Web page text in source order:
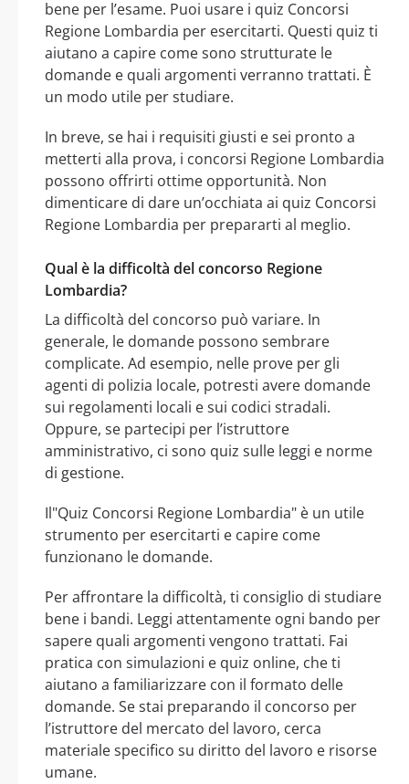
bene per l’esame. Puoi usare i quiz Concorsi
Regione Lombardia per esercitarti. Questi quiz ti
aiutano a capire come sono strutturate le
domande e quali argomenti verranno trattati. È
un modo utile per studiare.
In breve, se hai i requisiti giusti e sei pronto a
metterti alla prova, i concorsi Regione Lombardia
possono offrirti ottime opportunità. Non
dimenticare di dare un’occhiata ai quiz Concorsi
Regione Lombardia per prepararti al meglio.
Qual è la difficoltà del concorso Regione
Lombardia?
La difficoltà del concorso può variare. In
generale, le domande possono sembrare
complicate. Ad esempio, nelle prove per gli
agenti di polizia locale, potresti avere domande
sui regolamenti locali e sui codici stradali.
Oppure, se partecipi per l’istruttore
amministrativo, ci sono quiz sulle leggi e norme
di gestione.
Il"Quiz Concorsi Regione Lombardia" è un utile
strumento per esercitarti e capire come
funzionano le domande.
Per affrontare la difficoltà, ti consiglio di studiare
bene i bandi. Leggi attentamente ogni bando per
sapere quali argomenti vengono trattati. Fai
pratica con simulazioni e quiz online, che ti
aiutano a familiarizzare con il formato delle
domande. Se stai preparando il concorso per
l’istruttore del mercato del lavoro, cerca
materiale specifico su diritto del lavoro e risorse
umane.